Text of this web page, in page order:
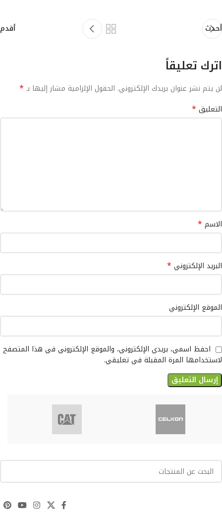
أحدث أقدم
اترك تعليقاً
لن يتم نشر عنوان بريدك الإلكتروني. الحقول الإلزامية مشار إليها بـ *
التعليق *
الاسم *
البريد الإلكتروني *
الموقع الإلكتروني
احفظ اسمي، بريدي الإلكتروني، والموقع الإلكتروني في هذا المتصفح
لاستخدامها المرة المقبلة في تعليقي.